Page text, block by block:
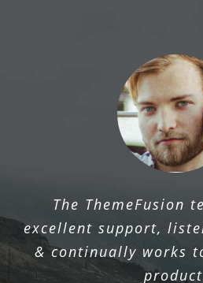
The ThemeFusion
excellent support,
& continually works